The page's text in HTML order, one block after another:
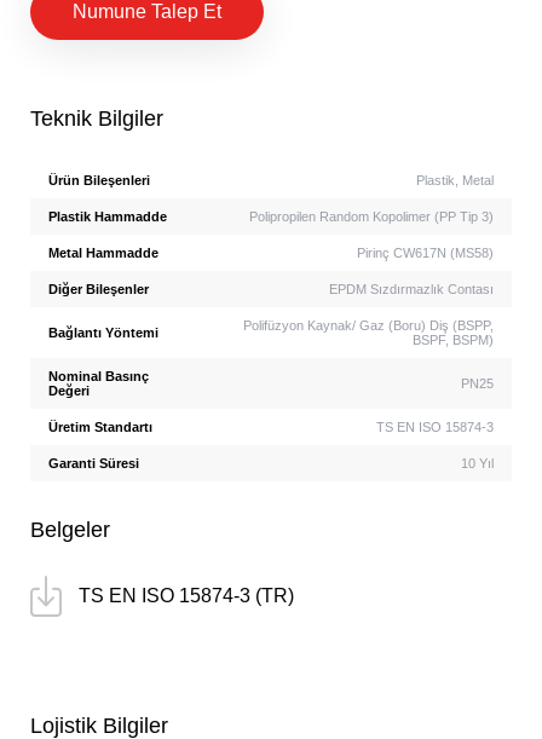
Numune Talep Et
Teknik Bilgiler
Ürün Bileşenleri Plastik, Metal
Plastik Hammadde Polipropilen Random Kopolimer (PP Tip 3)
Metal Hammadde Pirinç CW617N (MS58)
Diğer Bileşenler EPDM Sızdırmazlık Contası
Bağlantı Yöntemi
Polifüzyon Kaynak/ Gaz (Boru) Diş (BSPP,
BSPF, BSPM)
Nominal Basınç
Değeri
PN25
Üretim Standartı TS EN ISO 15874-3
Garanti Süresi 10 Yıl
Belgeler
TS EN ISO 15874-3 (TR)
Lojistik Bilgiler